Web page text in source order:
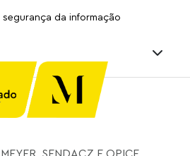
da informação
SENDACZ E OPICE